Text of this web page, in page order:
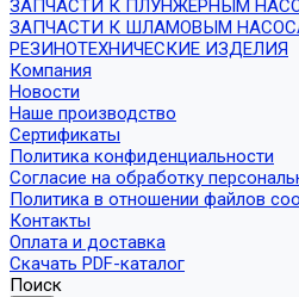
ЗАПЧАСТИ К ПЛУНЖЕРНЫМ
ЗАПЧАСТИ К ШЛАМОВЫМ
РЕЗИНОТЕХНИЧЕСКИЕ ИЗДЕЛИЯ
Компания
Новости
Наше производство
Сертификаты
Политика конфиденциальности
Согласие на обработку
Политика в отношении файлов
Контакты
Оплата и доставка
Скачать PDF-каталог
Поиск